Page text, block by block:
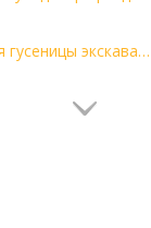
Направляющая гусеницы экскаватора EX100